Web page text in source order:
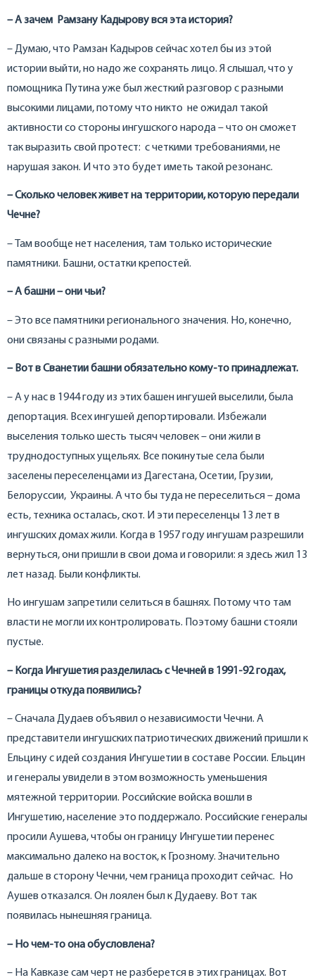
– А зачем Рамзану Кадырову вся эта история?
– Думаю, что Рамзан Кадыров сейчас хотел бы из этой
истории выйти, но надо же сохранять лицо. Я слышал, что у
помощника Путина уже был жесткий разговор с разными
высокими лицами, потому что никто не ожидал такой
активности со стороны ингушского народа – что он сможет
так выразить свой протест: с четкими требованиями, не
нарушая закон. И что это будет иметь такой резонанс.
– Сколько человек живет на территории, которую передали
Чечне?
– Там вообще нет населения, там только исторические
памятники. Башни, остатки крепостей.
– А башни – они чьи?
– Это все памятники регионального значения. Но, конечно,
они связаны с разными родами.
– Вот в Сванетии башни обязательно кому-то принадлежат.
– А у нас в 1944 году из этих башен ингушей выселили, была
депортация. Всех ингушей депортировали. Избежали
выселения только шесть тысяч человек – они жили в
труднодоступных ущельях. Все покинутые села были
заселены переселенцами из Дагестана, Осетии, Грузии,
Белоруссии, Украины. А что бы туда не переселиться – дома
есть, техника осталась, скот. И эти переселенцы 13 лет в
ингушских домах жили. Когда в 1957 году ингушам разрешили
вернуться, они пришли в свои дома и говорили: я здесь жил 13
лет назад. Были конфликты.
Но ингушам запретили селиться в башнях. Потому что там
власти не могли их контролировать. Поэтому башни стояли
пустые.
– Когда Ингушетия разделилась с Чечней в 1991-92 годах,
границы откуда появились?
– Сначала Дудаев объявил о независимости Чечни. А
представители ингушских патриотических движений пришли к
Ельцину с идей создания Ингушетии в составе России. Ельцин
и генералы увидели в этом возможность уменьшения
мятежной территории. Российские войска вошли в
Ингушетию, население это поддержало. Российские генералы
просили Аушева, чтобы он границу Ингушетии перенес
максимально далеко на восток, к Грозному. Значительно
дальше в сторону Чечни, чем граница проходит сейчас. Но
Аушев отказался. Он лоялен был к Дудаеву. Вот так
появилась нынешняя граница.
– Но чем-то она обусловлена?
– На Кавказе сам черт не разберется в этих границах. Вот